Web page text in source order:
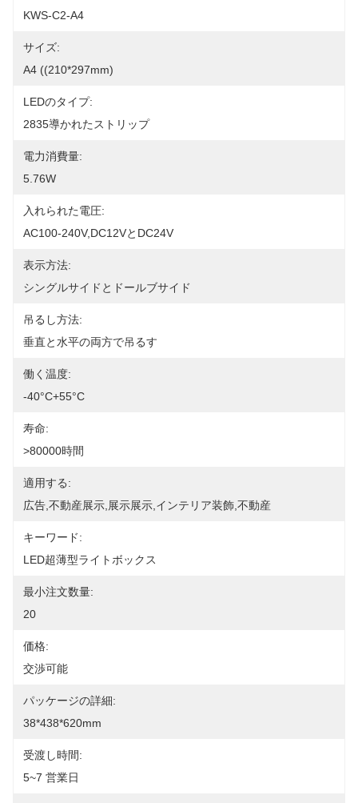
KWS-C2-A4
サイズ:
A4 ((210*297mm)
LEDのタイプ:
2835導かれたストリップ
電力消費量:
5.76W
入れられた電圧:
AC100-240V,DC12VとDC24V
表示方法:
シングルサイドとドールブサイド
吊るし方法:
垂直と水平の両方で吊るす
働く温度:
-40°C+55°C
寿命:
>80000時間
適用する:
広告,不動産展示,展示展示,インテリア装飾,不動産
キーワード:
LED超薄型ライトボックス
最小注文数量:
20
価格:
交渉可能
パッケージの詳細:
38*438*620mm
受渡し時間:
5~7 営業日